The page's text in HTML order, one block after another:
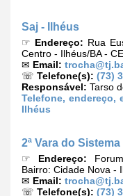
Saj - Ilhéus
☞ Endereço: Rua
Centro - Ilhéus/BA -
✉ Email:
☏ Telefone(s): (73)
Responsável: Tarso
Telefone, endereço,
Ilhéus
2ª Vara do
☞ Endereço:
Bairro: Cidade Nova -
✉ Email:
☏ Telefone(s): (73)